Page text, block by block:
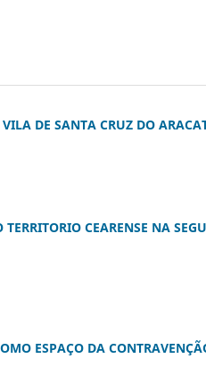
DE SANTA CRUZ DO
CEARENSE NA
ESPAÇO DA